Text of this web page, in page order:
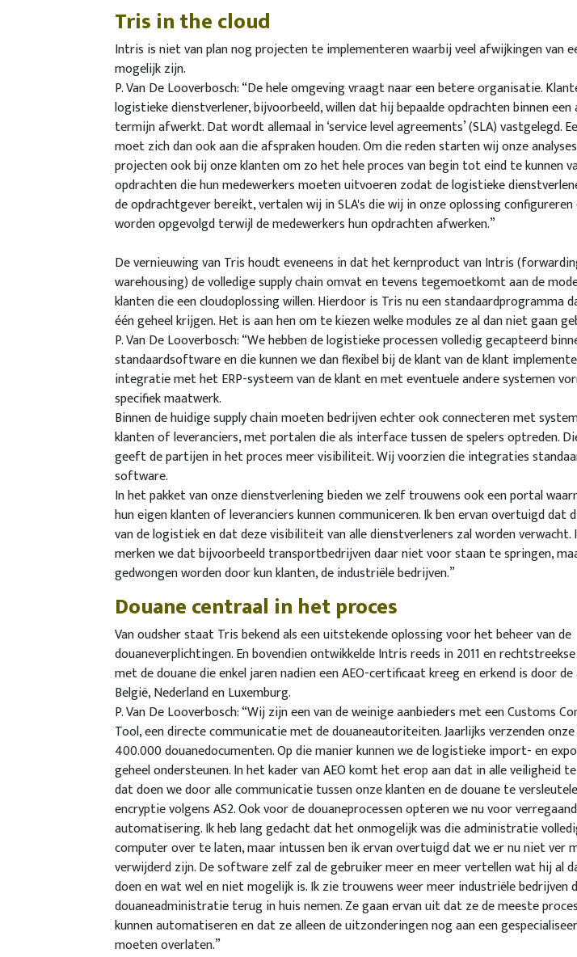
​Tris in the cloud
Intris is niet van plan nog projecten te implementeren waarbij veel afwijkingen van
mogelijk zijn.
P. Van De Looverbosch: “De hele omgeving vraagt naar een betere organisatie.
logistieke dienstverlener, bijvoorbeeld, willen dat hij bepaalde opdrachten binnen
termijn afwerkt. Dat wordt allemaal in ‘service level agreements’ (SLA) vastgelegd.
moet zich dan ook aan die afspraken houden. Om die reden starten wij onze
projecten ook bij onze klanten om zo het hele proces van begin tot eind te kunnen
opdrachten die hun medewerkers moeten uitvoeren zodat de logistieke
de opdrachtgever bereikt, vertalen wij in SLA's die wij in onze oplossing
worden opgevolgd terwijl de medewerkers hun opdrachten afwerken.”
De vernieuwing van Tris houdt eveneens in dat het kernproduct van Intris
warehousing) de volledige supply chain omvat en tevens tegemoetkomt aan de
klanten die een cloudoplossing willen. Hierdoor is Tris nu een standaardprogramma
één geheel krijgen. Het is aan hen om te kiezen welke modules ze al dan niet gaan
P. Van De Looverbosch: “We hebben de logistieke processen volledig gecapteerd
standaardsoftware en die kunnen we dan flexibel bij de klant van de klant
integratie met het ERP-systeem van de klant en met eventuele andere systemen
specifiek maatwerk.
Binnen de huidige supply chain moeten bedrijven echter ook connecteren met
klanten of leveranciers, met portalen die als interface tussen de spelers optreden.
geeft de partijen in het proces meer visibiliteit. Wij voorzien die integraties
software.
In het pakket van onze dienstverlening bieden we zelf trouwens ook een portal
hun eigen klanten of leveranciers kunnen communiceren. Ik ben ervan overtuigd
van de logistiek en dat deze visibiliteit van alle dienstverleners zal worden verwacht.
merken we dat bijvoorbeeld transportbedrijven daar niet voor staan te springen,
gedwongen worden door kun klanten, de industriële bedrijven.”
Douane centraal in het proces
Van oudsher staat Tris bekend als een uitstekende oplossing voor het beheer van de
douaneverplichtingen. En bovendien ontwikkelde Intris reeds in 2011 en
met de douane die enkel jaren nadien een AEO-certificaat kreeg en erkend is door
België, Nederland en Luxemburg.
P. Van De Looverbosch: “Wij zijn een van de weinige aanbieders met een Customs
Tool, een directe communicatie met de douaneautoriteiten. Jaarlijks verzenden
400.000 douanedocumenten. Op die manier kunnen we de logistieke import- en
geheel ondersteunen. In het kader van AEO komt het erop aan dat in alle veiligheid
dat doen we door alle communicatie tussen onze klanten en de douane te
encryptie volgens AS2. Ook voor de douaneprocessen opteren we nu voor
automatisering. Ik heb lang gedacht dat het onmogelijk was die administratie
computer over te laten, maar intussen ben ik ervan overtuigd dat we er nu niet ver
verwijderd zijn. De software zelf zal de gebruiker meer en meer vertellen wat hij al
doen en wat wel en niet mogelijk is. Ik zie trouwens weer meer industriële bedrijven
douaneadministratie terug in huis nemen. Ze gaan ervan uit dat ze de meeste
kunnen automatiseren en dat ze alleen de uitzonderingen nog aan een
moeten overlaten.”